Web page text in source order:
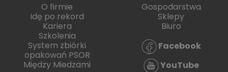
O firmie
Idę po rekord
Kariera
Szkolenia
System zbiórki
opakowań PSOR
Między Miedzami
Gospodarstwa
Sklepy
Biuro
Facebook
YouTube